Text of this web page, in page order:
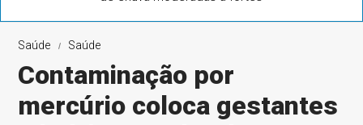
Saúde Saúde
Contaminação por
mercúrio coloca gestantes